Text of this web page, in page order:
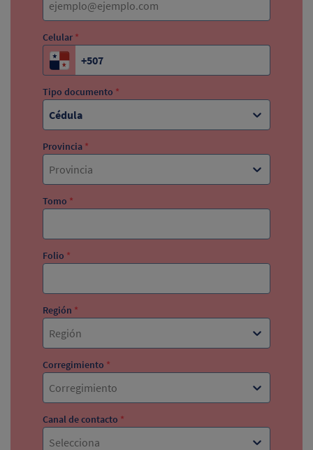
Celular *
Tipo documento *
Cédula
Provincia *
Provincia
Tomo *
Folio *
Región *
Región
Corregimiento *
Corregimiento
Canal de contacto *
Selecciona